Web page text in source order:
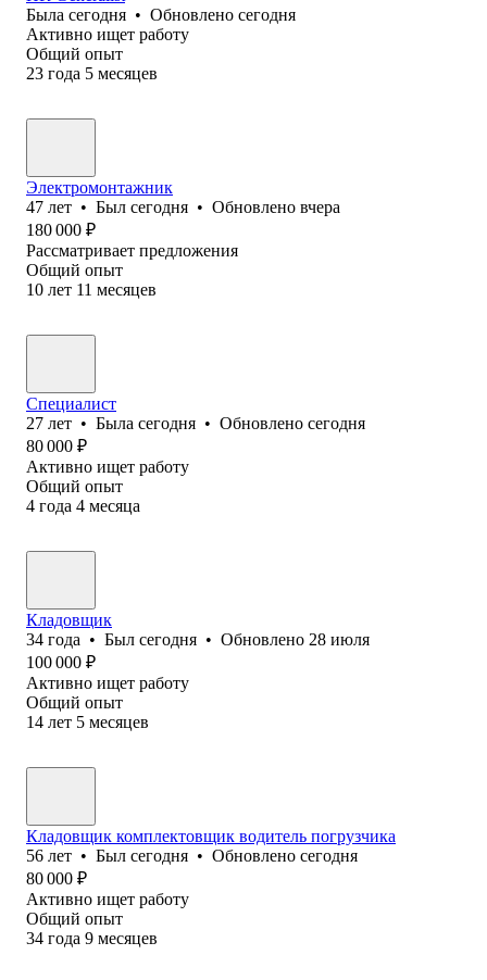
Была сегодня • Обновлено сегодня
Активно ищет работу
Общий опыт
23 года 5 месяцев
Электромонтажник
47 лет • Был сегодня • Обновлено вчера
180 000 ₽
Рассматривает предложения
Общий опыт
10 лет 11 месяцев
Специалист
27 лет • Была сегодня • Обновлено сегодня
80 000 ₽
Активно ищет работу
Общий опыт
4 года 4 месяца
Кладовщик
34 года • Был сегодня • Обновлено 28 июля
100 000 ₽
Активно ищет работу
Общий опыт
14 лет 5 месяцев
Кладовщик комплектовщик водитель погрузчика
56 лет • Был сегодня • Обновлено сегодня
80 000 ₽
Активно ищет работу
Общий опыт
34 года 9 месяцев